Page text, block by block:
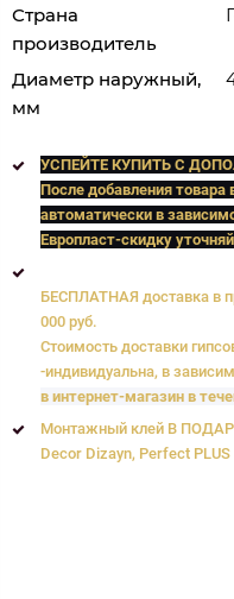
Страна
производитель
Диаметр наружный,
мм
УСПЕЙТЕ КУПИТЬ C
После добавления товара
автоматически в
Европласт-скидку
БЕСПЛАТНАЯ доставка в
000 руб.
Стоимость доставки
-индивидуальна, в
в интернет-магазин в
Монтажный клей В
Decor Dizayn, Perfect PLUS